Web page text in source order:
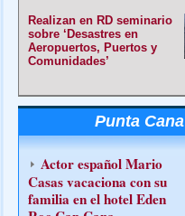
Realizan en RD seminario
sobre ‘Desastres en
Aeropuertos, Puertos y
Comunidades’
Punta Cana
Actor español Mario
Casas vacaciona con su
familia en el hotel Eden